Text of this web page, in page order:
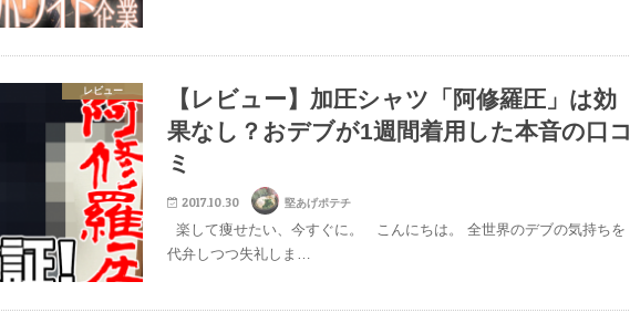
レビュー
【レビュー】加圧シャツ「阿修羅圧」は効
果なし？おデブが1週間着用した本音の口コ
ミ
2017.10.30 堅あげポテチ
楽して痩せたい、今すぐに。 こんにちは。 全世界のデブの気持ちを
代弁しつつ失礼しま…